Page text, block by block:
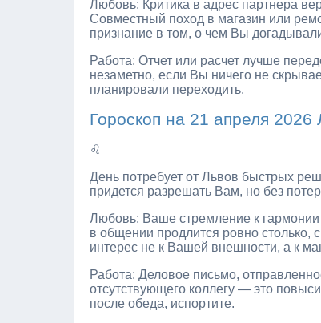
Любовь: Критика в адрес партнера
Совместный поход в магазин или
признание в том, о чем Вы
Работа: Отчет или расчет лучше
незаметно, если Вы ничего не
планировали переходить.
Гороскоп на 21 апреля 2026
♌
День потребует от Львов быстрых
придется разрешать Вам, но без
Любовь: Ваше стремление к гармонии
в общении продлится ровно столько,
интерес не к Вашей внешности, а к
Работа: Деловое письмо,
отсутствующего коллегу — это
после обеда, испортите.